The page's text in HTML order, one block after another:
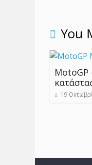
You
MotoGP
19